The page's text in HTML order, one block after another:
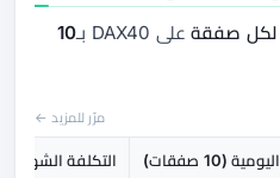
على DAX40 بـ
10
مرّر للمزيد ←
(10 صفقات) التكلفة الشهرية (200